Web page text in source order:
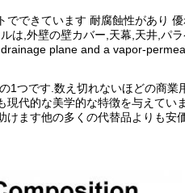
できています 耐腐蝕性があり
は,外壁の壁カバー,天幕,天井,パ
plane and a vapor-
1つです.数え切れないほどの商
代的な美学的な特徴を与えてい
ます他の多くの代替品よりも安